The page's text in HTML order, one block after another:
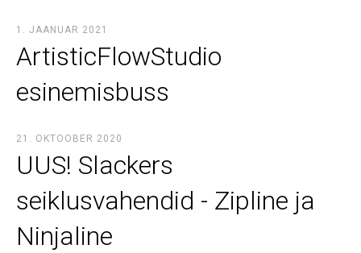
1. JAANUAR 2021
ArtisticFlowStudio
esinemisbuss
21. OKTOOBER 2020
UUS! Slackers
seiklusvahendid - Zipline ja
Ninjaline